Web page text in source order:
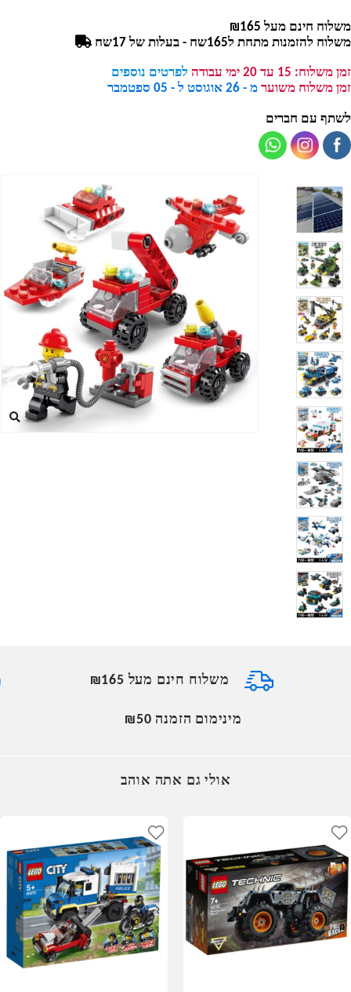
משלוח חינם מעל ₪165
משלוח להזמנות מתחת ל165שח - בעלות של 17שח
זמן משלוח:
לפרטים נוספים
זמן משלוח משוער מ - 26 אוגוסט ל - 05 ספטמבר
לשתף עם חברים
משלוח חינם מעל ₪165
מינימום הזמנה ₪50
אולי גם אתה אוהב